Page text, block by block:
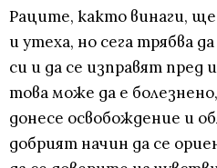
Раците, както винаги,
и утеха, но сега трябва
си и да се изправят пред
това може да е
донесе освобождение и
добрият начин да се